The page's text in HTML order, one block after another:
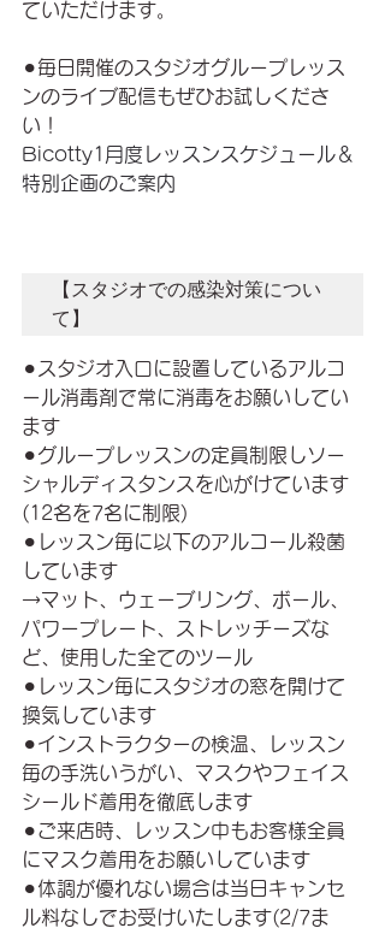
ていただけます。
⚫︎毎日開催のスタジオグループレッス
ンのライブ配信もぜひお試しくださ
い！
Bicotty1月度レッスンスケジュール＆
特別企画のご案内
【スタジオでの感染対策につい
て】
⚫︎スタジオ入口に設置しているアルコ
ール消毒剤で常に消毒をお願いしてい
ます
⚫︎グループレッスンの定員制限しソー
シャルディスタンスを心がけています
(12名を7名に制限)
⚫︎レッスン毎に以下のアルコール殺菌
しています
→マット、ウェーブリング、ボール、
パワープレート、ストレッチーズな
ど、使用した全てのツール
⚫︎レッスン毎にスタジオの窓を開けて
換気しています
⚫︎インストラクターの検温、レッスン
毎の手洗いうがい、マスクやフェイス
シールド着用を徹底します
⚫︎ご来店時、レッスン中もお客様全員
にマスク着用をお願いしています
⚫︎体調が優れない場合は当日キャンセ
ル料なしでお受けいたします(2/7ま